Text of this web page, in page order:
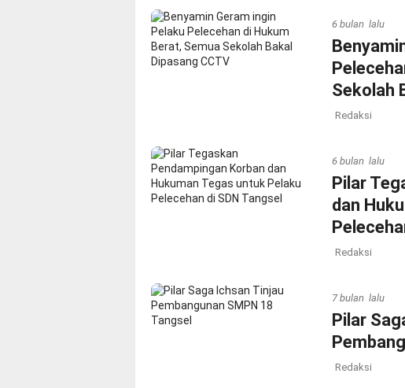
6 bulan lalu
Sekolah
Redaksi
6 bulan lalu
Pilar
dan
Redaksi
7 bulan lalu
Pilar
Redaksi